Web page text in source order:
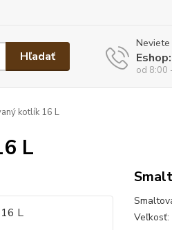
Hľadať
od 8:00
kotlík 16 L
L
Veľkosť: